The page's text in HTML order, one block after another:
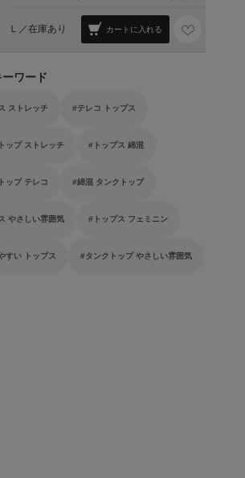
Ｌ／在庫あり カートに入れる
ーワード
ストレッチ テレコ トップス
ップ ストレッチ トップス 綿混
ップ テレコ 綿混 タンクトップ
やさしい雰囲気 トップス フェミニン
すい トップス タンクトップ やさしい雰囲気